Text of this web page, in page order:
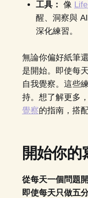
工具： 像
醒、洞察與
深化練習。
無論你偏好紙筆
是開始。即使每
自我覺察。這些
持。想了解更多
覺察的指南，搭
開始你的
從每天一個問題
即使每天只做五